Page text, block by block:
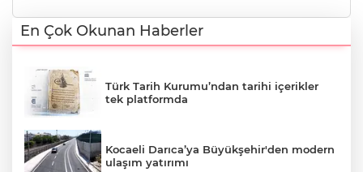
En Çok Okunan Haberler
Türk Tarih Kurumu’ndan tarihi içerikler
tek platformda
Kocaeli Darıca’ya Büyükşehir'den modern
ulaşım yatırımı